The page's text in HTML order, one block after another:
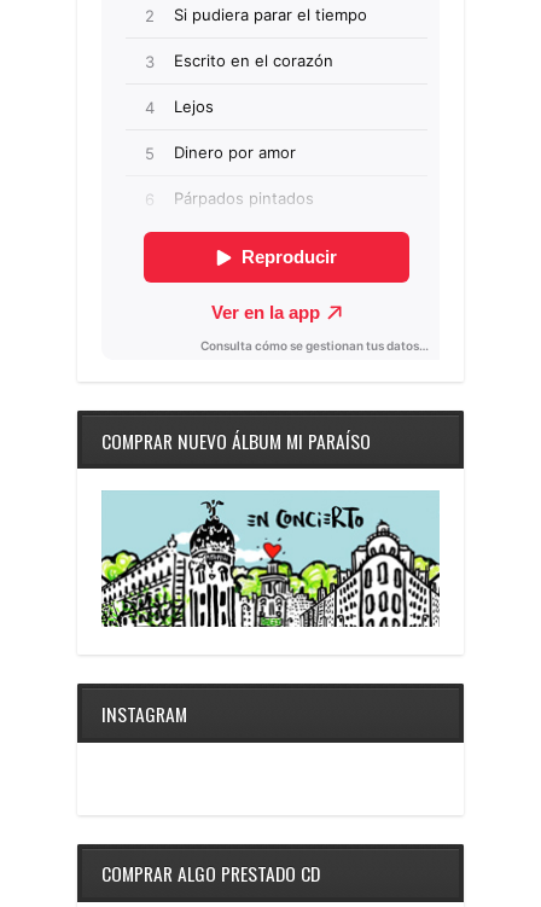
COMPRAR NUEVO ÁLBUM MI PARAÍSO
INSTAGRAM
COMPRAR ALGO PRESTADO CD